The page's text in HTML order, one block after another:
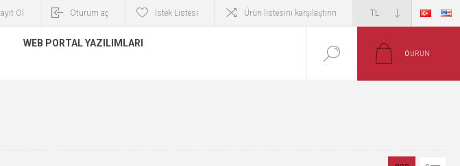
Ol Oturum aç İstek Listesi Ürün listesini karşılaştırın
WEB PORTAL YAZILIMLARI
0 ÜRÜN